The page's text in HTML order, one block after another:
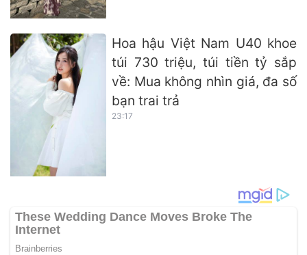
Hoa hậu Việt Nam U40 khoe
túi 730 triệu, túi tiền tỷ sắp
về: Mua không nhìn giá, đa số
bạn trai trả
23:17